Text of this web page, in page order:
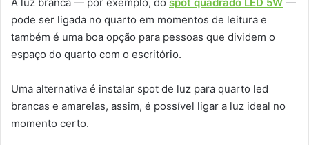
pode ser ligada no quarto em momentos de leitura e
também é uma boa opção para pessoas que dividem o
espaço do quarto com o escritório.
Uma alternativa é instalar spot de luz para quarto led
brancas e amarelas, assim, é possível ligar a luz ideal no
momento certo.